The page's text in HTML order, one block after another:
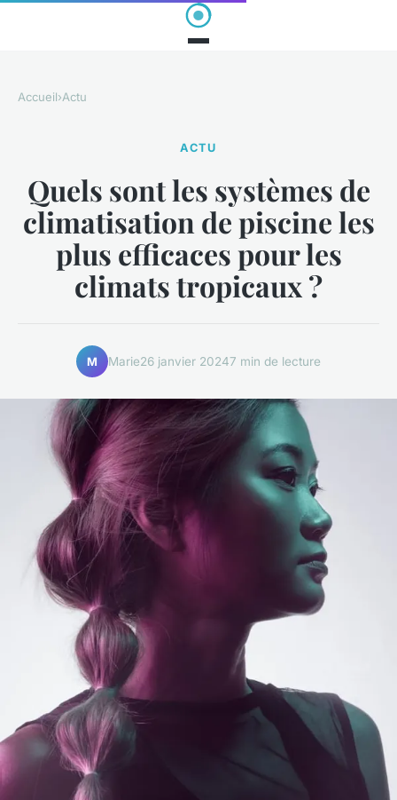
Accueil›Actu
ACTU
Quels sont les systèmes de
climatisation de piscine les
plus efficaces pour les
climats tropicaux ?
M Marie26 janvier 20247 min de lecture